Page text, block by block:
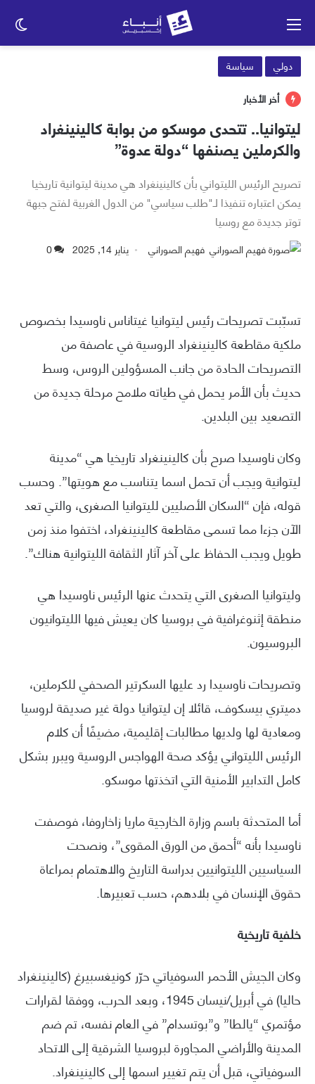
دولي
سياسة
أخر الأخبار
ليتوانيا.. تتحدى موسكو من بوابة كالينينغراد
والكرملين يصنفها “دولة عدوة”
تصريح الرئيس الليتواني بأن كالينينغراد هي مدينة ليتوانية تاريخيا
يمكن اعتباره تنفيذا لـ"طلب سياسي" من الدول الغربية لفتح جبهة
توتر جديدة مع روسيا
فهيم الصوراني يناير 14, 2025 0
تسبّبت تصريحات رئيس ليتوانيا غيتاناس ناوسيدا بخصوص
ملكية مقاطعة كالينينغراد الروسية في عاصفة من
التصريحات الحادة من جانب المسؤولين الروس، وسط
حديث بأن الأمر يحمل في طياته ملامح مرحلة جديدة من
التصعيد بين البلدين.
وكان ناوسيدا صرح بأن كالينينغراد تاريخيا هي “مدينة
ليتوانية ويجب أن تحمل اسما يتناسب مع هويتها”. وحسب
قوله، فإن “السكان الأصليين لليتوانيا الصغرى، والتي تعد
الآن جزءا مما تسمى مقاطعة كالينينغراد، اختفوا منذ زمن
طويل ويجب الحفاظ على آخر آثار الثقافة الليتوانية هناك”.
وليتوانيا الصغرى التي يتحدث عنها الرئيس ناوسيدا هي
منطقة إثنوغرافية في بروسيا كان يعيش فيها الليتوانيون
البروسيون.
وتصريحات ناوسيدا رد عليها السكرتير الصحفي للكرملين،
دميتري بيسكوف، قائلا إن ليتوانيا دولة غير صديقة لروسيا
ومعادية لها ولديها مطالبات إقليمية، مضيفًا أن كلام
الرئيس الليتواني يؤكد صحة الهواجس الروسية ويبرر بشكل
كامل التدابير الأمنية التي اتخذتها موسكو.
أما المتحدثة باسم وزارة الخارجية ماريا زاخاروفا، فوصفت
ناوسيدا بأنه “أحمق من الورق المقوى”، ونصحت
السياسيين الليتوانيين بدراسة التاريخ والاهتمام بمراعاة
حقوق الإنسان في بلادهم، حسب تعبيرها.
خلفية تاريخية
وكان الجيش الأحمر السوفياتي حرّر كونيغسبيرغ (كالينينغراد
حاليا) في أبريل/نيسان 1945، وبعد الحرب، ووفقا لقرارات
مؤتمري “يالطا” و”بوتسدام” في العام نفسه، تم ضم
المدينة والأراضي المجاورة لبروسيا الشرقية إلى الاتحاد
السوفياتي، قبل أن يتم تغيير اسمها إلى كالينينغراد.